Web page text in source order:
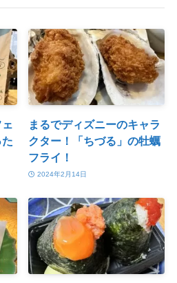
まるでディズニーのキャラ
クター！「ちづる」の牡蠣
フライ！
2024年2月14日